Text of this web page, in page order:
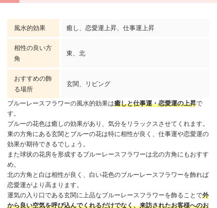
風水的効果 癒し、恋愛運上昇、仕事運上昇
相性の良い方
角
東、北
おすすめの飾
る場所
玄関、リビング
ブルー レースフラワーの風水的効果は癒しと仕事運・恋愛運の上昇で
す。
ブルーの花色は癒しの効果があり、気分をリラックスさせてくれます。
東の方角にある玄関とブルーの花は特に相性が良く、仕事運や恋愛運の
効果が期待できるでしょう。
また球状の花房を形成するブルー レースフラワーは北の方角にもおすす
め。
北の方角と白は相性が良く、白い花色のブルー レースフラワーを飾れば
恋愛運がより高まります。
運気の入り口である玄関に上品なブルー レースフラワーを飾ることで外
から良い空気を呼び込んでくれるだけでなく、来訪されたお客様へのお